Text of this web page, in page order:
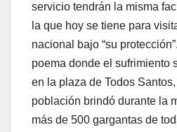
servicio tendrán la misma
la que hoy se tiene para
nacional bajo “su
poema donde el sufrimiento
en la plaza de Todos
población brindó durante la
más de 500 gargantas de